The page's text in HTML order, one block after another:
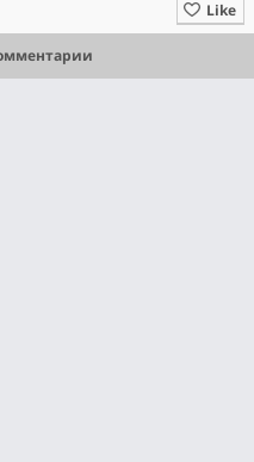
Like